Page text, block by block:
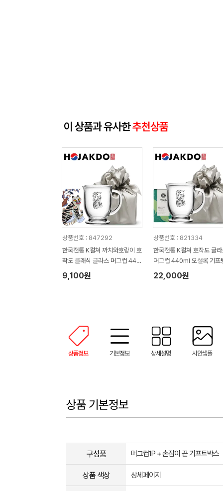
이 상품과 유사한추천상품
상품번호 : 847292
한국전통 K컬쳐 까치와호랑이 호
작도 클래식 글라스 머그컵 440
ml (보자기 포장)
9,100원
상품번호 : 821334
한국전통 K컬쳐 호작도 글라
머그컵 440ml 오설록 기프
(보자기 포장)
22,000원
상품정보 기본정보 상세설명 시안샘플
상품 기본정보
구성품 머그컵1P + 손잡이 끈 기프트박스
상품 색상 상세페이지